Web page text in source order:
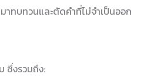
าทบทวนและตัดคำที่ไม่จำเป็นออก
ซึ่งรวมถึง: